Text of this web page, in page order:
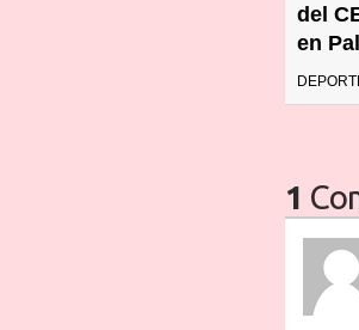
del
en
1